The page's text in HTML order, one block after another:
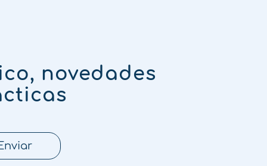
novedades